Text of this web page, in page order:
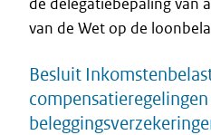
de delegatiebepaling van
van de Wet op de
Besluit